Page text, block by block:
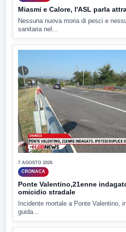
Miasmi e Calore, l'ASL parla
Nessuna nuova moria di pesci e
sanitaria nel...
7 AGOSTO 2026
CRONACA
Ponte Valentino,21enne
omicidio stradale
Incidente mortale a Ponte Valentino,
guida...